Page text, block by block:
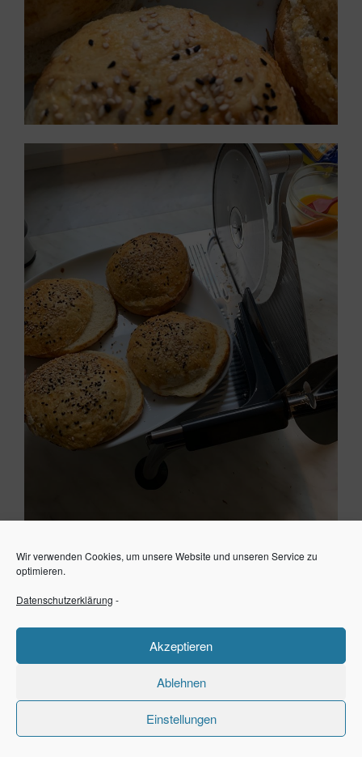
Wir verwenden Cookies, um unsere Website und unseren Service zu
optimieren.
Datenschutzerklärung -
Akzeptieren
Ablehnen
Einstellungen
Cookie-Richtlinie (EU)